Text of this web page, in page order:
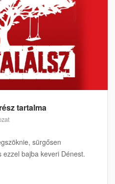
tartalma
sürgősen
bajba keveri Dénest.